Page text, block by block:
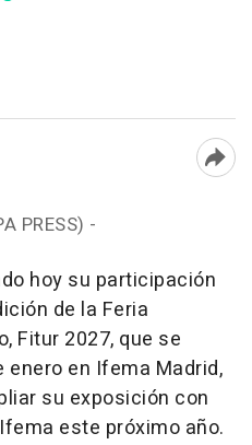
PRESS) -
hoy su participación
de la Feria
Fitur 2027, que se
enero en Ifema Madrid,
su exposición con
este próximo año.